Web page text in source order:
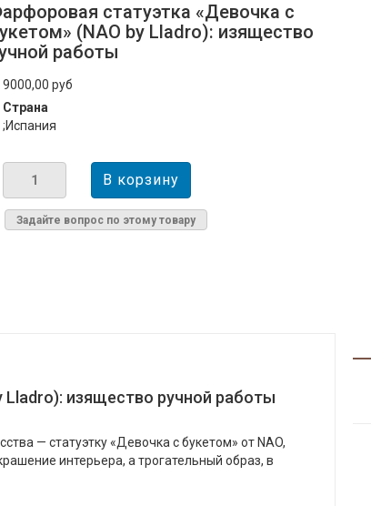
статуэтка «Девочка с
(NAO by Lladro): изящество
работы
9000,00 руб
Страна
;Испания
Задайте вопрос по этому товару
изящество ручной работы
— статуэтку «Девочка с букетом» от NAO,
интерьера, а трогательный образ, в